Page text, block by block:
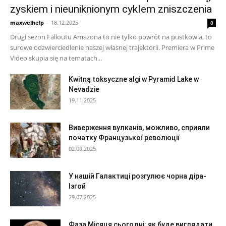
zyskiem i nieuniknionym cyklem zniszczenia
maxwelhelp - 18.12.2025 0
Drugi sezon Falloutu Amazona to nie tylko powrót na pustkowia, to
surowe odzwierciedlenie naszej własnej trajektorii. Premiera w Prime
Video skupia się na tematach...
Kwitną toksyczne algi w Pyramid Lake w
Nevadzie
19.11.2025
Виверження вулканів, можливо, сприяли
початку Французької революції
02.09.2025
У нашій Галактиці розгулює чорна діра-
Ізгой
29.07.2025